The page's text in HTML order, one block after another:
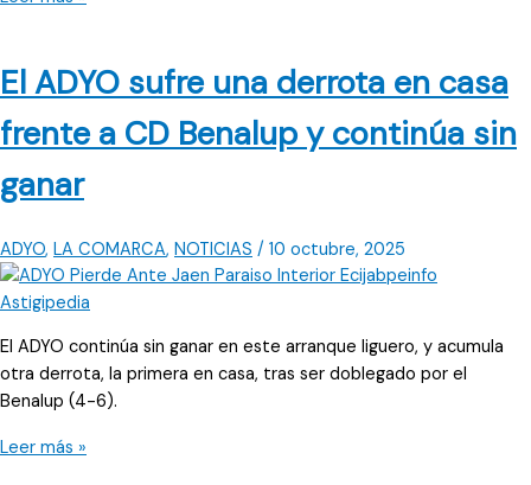
este
viernes
para
en
Rosal
El ADYO sufre una derrota en casa
frente a CD Benalup y continúa sin
ganar
ADYO, LA COMARCA, NOTICIAS / 10 octubre, 2025
El ADYO continúa sin ganar en este arranque liguero, y acumula
otra derrota, la primera en casa, tras ser doblegado por el
Benalup (4-6).
El
Leer más »